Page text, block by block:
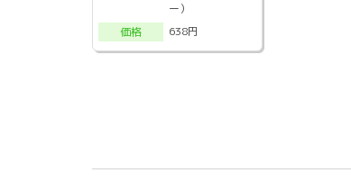
ー）
価格
638円